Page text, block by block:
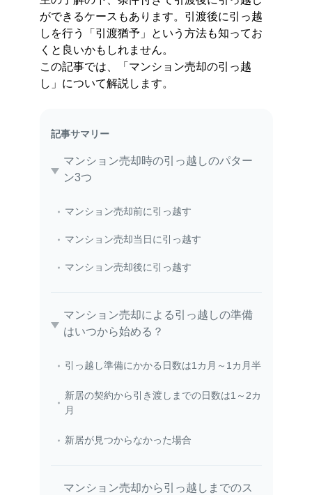
ができるケースもあります。引渡後に引っ越
しを行う「引渡猶予」という方法も知ってお
くと良いかもしれません。
この記事では、「マンション売却の引っ越
し」について解説します。
記事サマリー
マンション売却時の引っ越しのパター
ン3つ
マンション売却前に引っ越す
マンション売却当日に引っ越す
マンション売却後に引っ越す
マンション売却による引っ越しの準備
はいつから始める？
引っ越し準備にかかる日数は1カ月～1カ月半
新居の契約から引き渡しまでの日数は1～2カ
月
新居が見つからなかった場合
マンション売却から引っ越しまでのス